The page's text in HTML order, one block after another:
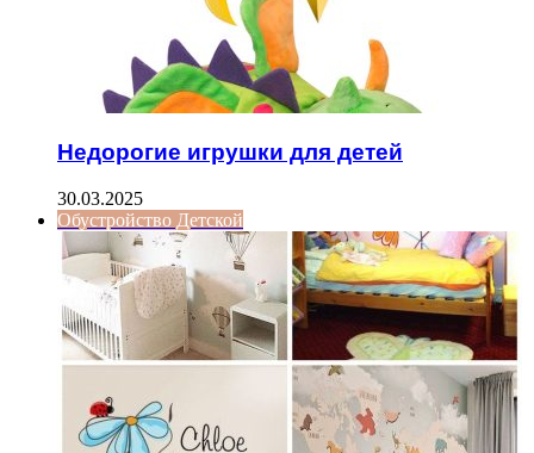
Недорогие игрушки для детей
30.03.2025
Обустройство Детской